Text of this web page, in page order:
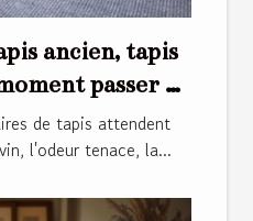
ancien, tapis
passer au
?
de tapis attendent
l'odeur tenace, la...